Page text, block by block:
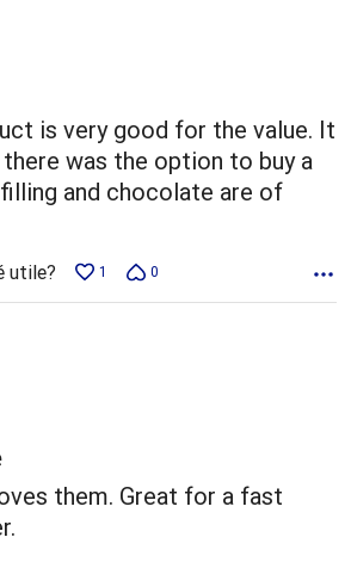
is very good for the value. It
was the option to buy a
and chocolate are of
utile? 1 0
them. Great for a fast